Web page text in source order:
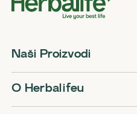
Naši Proizvodi
O Herbalifeu